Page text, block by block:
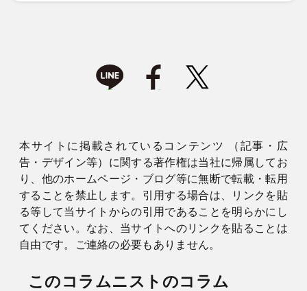
本サイトに掲載されているコンテンツ （記事・広
告・デザイン等）に関する著作権は当社に帰属してお
り、他のホームページ・ブログ等に無断で転載・転用
することを禁止します。引用する場合は、リンクを貼
る等して当サイトからの引用であることを明らかにし
てください。なお、当サイトへのリンクを貼ることは
自由です。ご連絡の必要もありません。
このコラムニストのコラム